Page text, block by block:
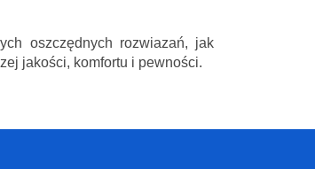
oszczędnych rozwiazań, jak
jakości, komfortu i pewności.